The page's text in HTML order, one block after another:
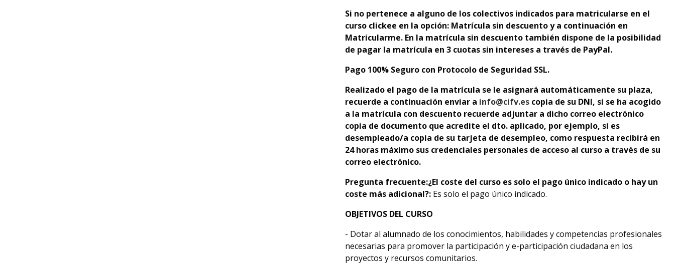
Si no pertenece a alguno de los colectivos indicados para matricularse en el
curso clickee en la opción: Matrícula sin descuento y a continuación en
Matricularme. En la matrícula sin descuento también dispone de la posibilidad
de pagar la matrícula en 3 cuotas sin intereses a través de PayPal.
Pago 100% Seguro con Protocolo de Seguridad SSL.
Realizado el pago de la matrícula se le asignará automáticamente su plaza,
recuerde a continuación enviar a info@cifv.es copia de su DNI, si se ha acogido
a la matrícula con descuento recuerde adjuntar a dicho correo electrónico
copia de documento que acredite el dto. aplicado, por ejemplo, si es
desempleado/a copia de su tarjeta de desempleo, como respuesta recibirá en
24 horas máximo sus credenciales personales de acceso al curso a través de su
correo electrónico.
Pregunta frecuente:¿El coste del curso es solo el pago único indicado o hay un
coste más adicional?: Es solo el pago único indicado.
OBJETIVOS DEL CURSO
- Dotar al alumnado de los conocimientos, habilidades y competencias profesionales
necesarias para promover la participación y e-participación ciudadana en los
proyectos y recursos comunitarios.